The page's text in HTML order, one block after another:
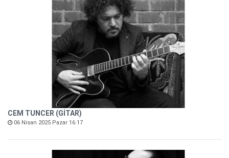
CEM TUNCER (GİTAR)
06 Nisan 2025 Pazar 16:17